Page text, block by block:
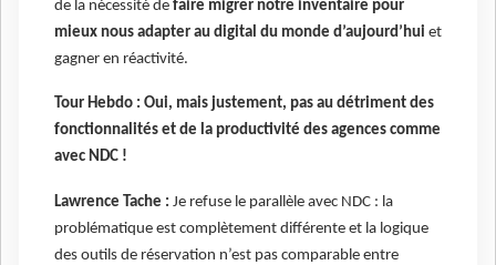
de la nécessité de faire migrer notre inventaire pour
mieux nous adapter au digital du monde d’aujourd’hui et
gagner en réactivité.
Tour Hebdo : Oui, mais justement, pas au détriment des
fonctionnalités et de la productivité des agences comme
avec NDC !
Lawrence Tache : Je refuse le parallèle avec NDC : la
problématique est complètement différente et la logique
des outils de réservation n’est pas comparable entre